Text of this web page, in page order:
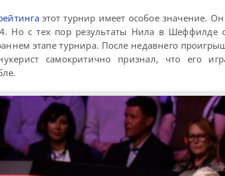
этот турнир имеет особое значение.
Но с тех пор результаты Нила в Шеффилде
этапе турнира. После недавнего
самокритично признал, что его